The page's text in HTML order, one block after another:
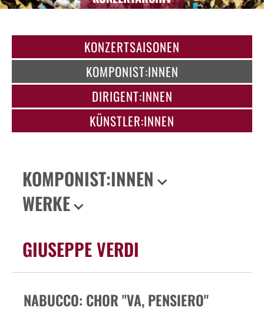
KONZERTSAISONEN
KOMPONIST:INNEN
DIRIGENT:INNEN
KÜNSTLER:INNEN
KOMPONIST:INNEN
WERKE
GIUSEPPE VERDI
NABUCCO: CHOR "VA, PENSIERO"